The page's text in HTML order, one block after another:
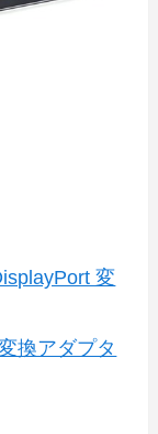
変
換アダプタ